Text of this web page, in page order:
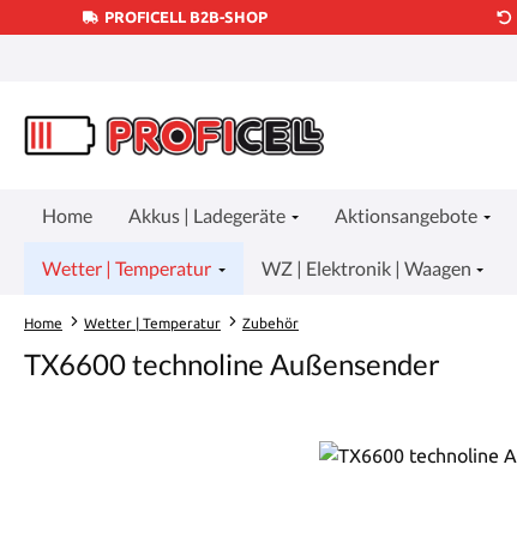
Hauptinhalt springen
Zur Suche springen
Zur Hauptnavigation springen
PROFICELL B2B-SHOP
Home Akkus | Ladegeräte Aktionsangebote
Wetter | Temperatur WZ | Elektronik | Waagen
Home Wetter | Temperatur Zubehör
TX6600 technoline Außensender